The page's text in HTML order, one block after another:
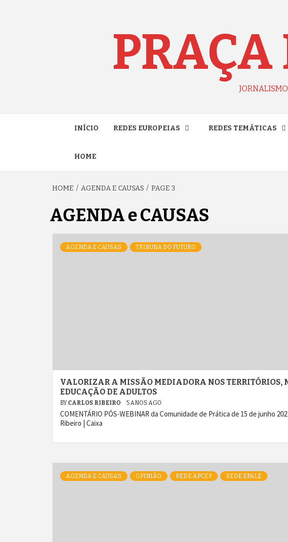
PRAÇA
INÍCIO REDES EUROPEIAS REDES TEMÁTICAS
HOME
HOME AGENDA E CAUSAS PAGE 3
AGENDA e CAUSAS
AGENDA E CAUSAS TRIBUNA DO FUTURO
VALORIZAR A MISSÃO MEDIADORA NOS TERRITÓRIOS,
EDUCAÇÃO DE ADULTOS
BY CARLOS RIBEIRO 5 ANOS AGO
COMENTÁRIO PÓS-WEBINAR da Comunidade de Prática de 15 de junho
Ribeiro | Caixa
AGENDA E CAUSAS OPINIÃO REDE APCEP REDE EPALE